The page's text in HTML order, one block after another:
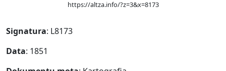
https://altza.info/?z=3&x=8173
Signatura: L8173
Data: 1851